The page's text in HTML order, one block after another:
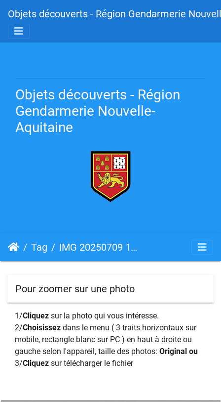
Objets découverts - Région Gendarmerie
Objets découverts - Région
Gendarmerie Nouvelle-
Aquitaine
Tag IMG 20250709 114638
Pour zoomer sur une photo
1/Cliquez sur la photo qui vous intéresse.
2/Choisissez dans le menu ( 3 traits horizontaux sur
mobile, rectangle blanc sur PC ) en haut à droite ou
gauche selon l'appareil, taille des photos: Original ou
3/Cliquez sur télécharger le fichier